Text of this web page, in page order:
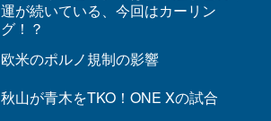
運が続いている、今回はカーリン
グ！？
欧米のポルノ規制の影響
秋山が青木をTKO！ONE Xの試合